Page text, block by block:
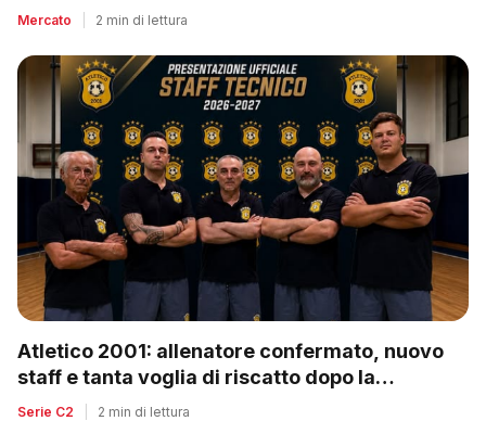
Mercato 2 min di lettura
Atletico 2001: allenatore confermato, nuovo
staff e tanta voglia di riscatto dopo la
retrocessione
Serie C2 2 min di lettura